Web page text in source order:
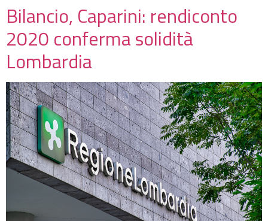
Bilancio, Caparini: rendiconto
2020 conferma solidità
Lombardia